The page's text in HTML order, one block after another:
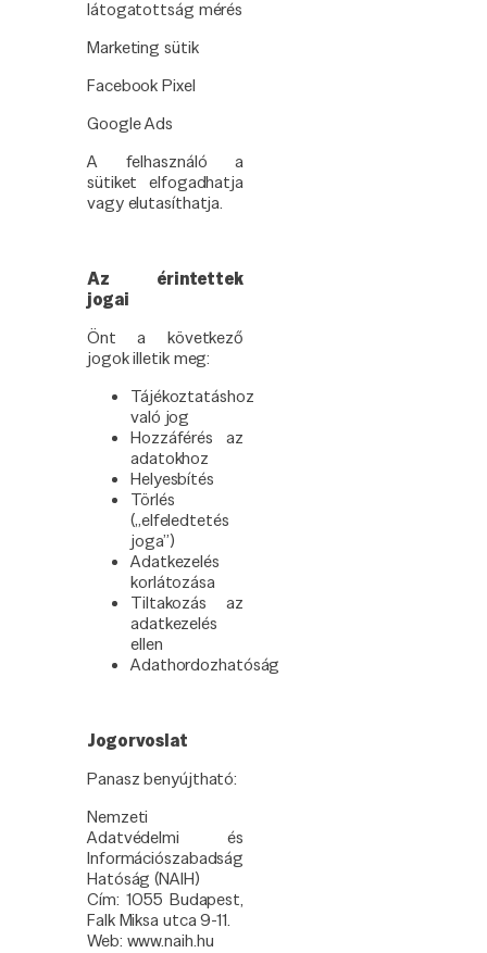
látogatottság mérés
Marketing sütik
Facebook Pixel
Google Ads
A felhasználó a
sütiket elfogadhatja
vagy elutasíthatja.
Az érintettek
jogai
Önt a következő
jogok illetik meg:
Tájékoztatáshoz
való jog
Hozzáférés az
adatokhoz
Helyesbítés
Törlés
(„elfeledtetés
joga”)
Adatkezelés
korlátozása
Tiltakozás az
adatkezelés
ellen
Adathordozhatóság
Jogorvoslat
Panasz benyújtható:
Nemzeti
Adatvédelmi és
Információszabadság
Hatóság (NAIH)
Cím: 1055 Budapest,
Falk Miksa utca 9-11.
Web: www.naih.hu